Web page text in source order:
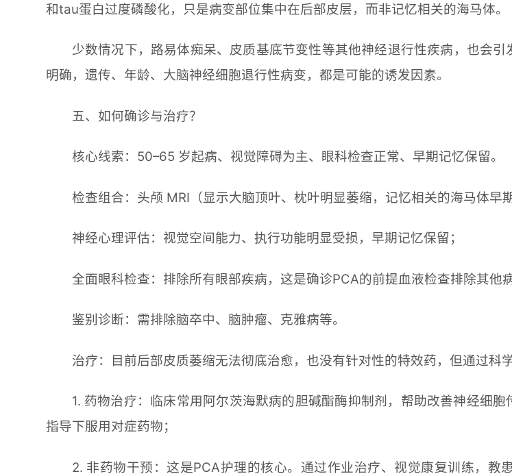
和tau蛋白过度磷酸化，只是病变部位集中在后部皮层，而非记忆相关的海马体。
少数情况下，路易体痴呆、皮质基底节变性等其他神经退行性疾病，也会
明确，遗传、年龄、大脑神经细胞退行性病变，都是可能的诱发因素。
五、如何确诊与治疗？
核心线索：50–65 岁起病、视觉障碍为主、眼科检查正常、早期记忆保留。
检查组合：头颅 MRI（显示大脑顶叶、枕叶明显萎缩，记忆相关的海马体早
神经心理评估：视觉空间能力、执行功能明显受损，早期记忆保留；
全面眼科检查：排除所有眼部疾病，这是确诊PCA的前提血液检查排除其他病
鉴别诊断：需排除脑卒中、脑肿瘤、克雅病等。
治疗：目前后部皮质萎缩无法彻底治愈，也没有针对性的特效药，但通过科
1. 药物治疗：临床常用阿尔茨海默病的胆碱酯酶抑制剂，帮助改善神经细
指导下服用对症药物；
2. 非药物干预：这是PCA护理的核心。通过作业治疗、视觉康复训练，